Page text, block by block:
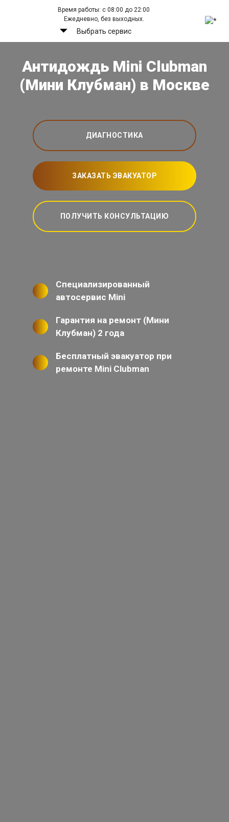
Время работы: с 08:00 до 22:00
Ежедневно, без выходных.
Выбрать сервис
Антидождь Mini Clubman
(Мини Клубман) в Москве
ДИАГНОСТИКА
ЗАКАЗАТЬ ЭВАКУАТОР
ПОЛУЧИТЬ КОНСУЛЬТАЦИЮ
Специализированный
автосервис Mini
Гарантия на ремонт (Мини
Клубман) 2 года
Бесплатный эвакуатор при
ремонте Mini Clubman